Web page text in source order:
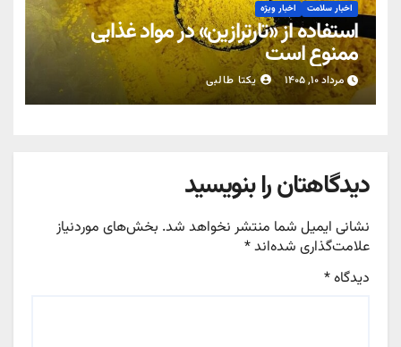
اخبار سلامت اخبار ویژه
استفاده از «تارترازین» در مواد غذایی
ممنوع است
مرداد ۱۰, ۱۴۰۵ یکتا طالبی
دیدگاهتان را بنویسید
نشانی ایمیل شما منتشر نخواهد شد. بخش‌های موردنیاز
علامت‌گذاری شده‌اند*
دیدگاه*